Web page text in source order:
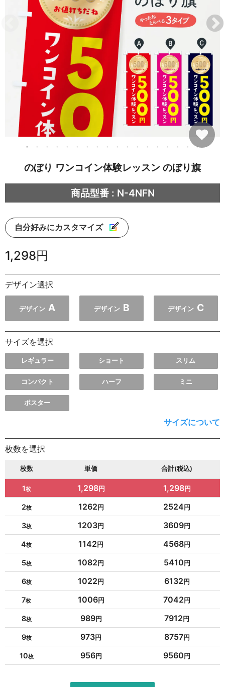
のぼり ワンコイン体験レッスン のぼり旗
商品型番 : N-4NFN
自分好みにカスタマイズ
1,298円
デザイン選択
デザイン A デザイン B デザイン C
サイズを選択
レギュラー ショート スリム
コンパクト ハーフ ミニ
ポスター
サイズについて
枚数を選択
枚数 単価 合計(税込)
1 1,298 1,298
2 1262 2524
3 1203 3609
4 1142 4568
5 1082 5410
6 1022 6132
7 1006 7042
8 989 7912
9 973 8757
10 956 9560